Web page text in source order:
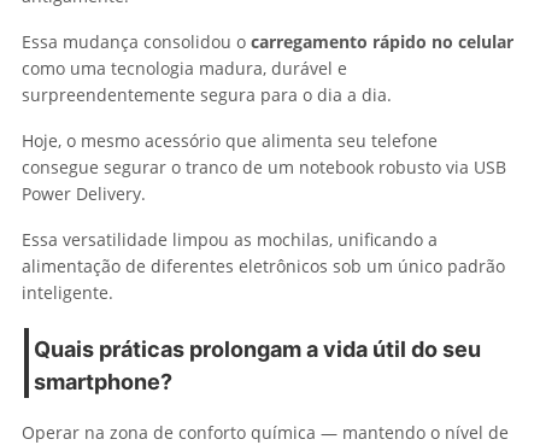
Essa mudança consolidou o carregamento rápido no celular
como uma tecnologia madura, durável e
surpreendentemente segura para o dia a dia.
Hoje, o mesmo acessório que alimenta seu telefone
consegue segurar o tranco de um notebook robusto via USB
Power Delivery.
Essa versatilidade limpou as mochilas, unificando a
alimentação de diferentes eletrônicos sob um único padrão
inteligente.
Quais práticas prolongam a vida útil do seu
smartphone?
Operar na zona de conforto química — mantendo o nível de